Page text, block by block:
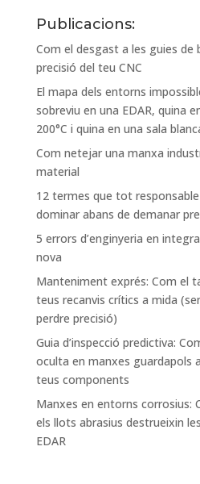
Publicacions:
Com el desgast a les guies de
precisió del teu CNC
El mapa dels entorns
sobreviu en una EDAR, quina
200°C i quina en una sala
Com netejar una manxa
material
12 termes que tot
dominar abans de demanar
5 errors d’enginyeria en
nova
Manteniment exprés: Com el
teus recanvis crítics a mida
perdre precisió)
Guia d’inspecció predictiva:
oculta en manxes guardapols
teus components
Manxes en entorns corrosius:
els llots abrasius destrueixin
EDAR